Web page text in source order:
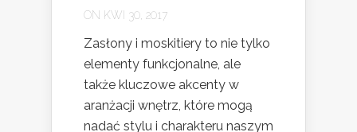
ON KWI 30, 2017
Zasłony i moskitiery to nie tylko
elementy funkcjonalne, ale
także kluczowe akcenty w
aranżacji wnętrz, które mogą
nadać stylu i charakteru naszym